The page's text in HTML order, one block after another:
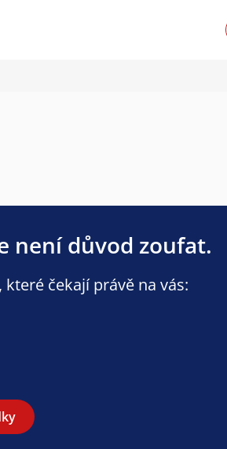
není důvod zoufat.
čekají právě na vás: